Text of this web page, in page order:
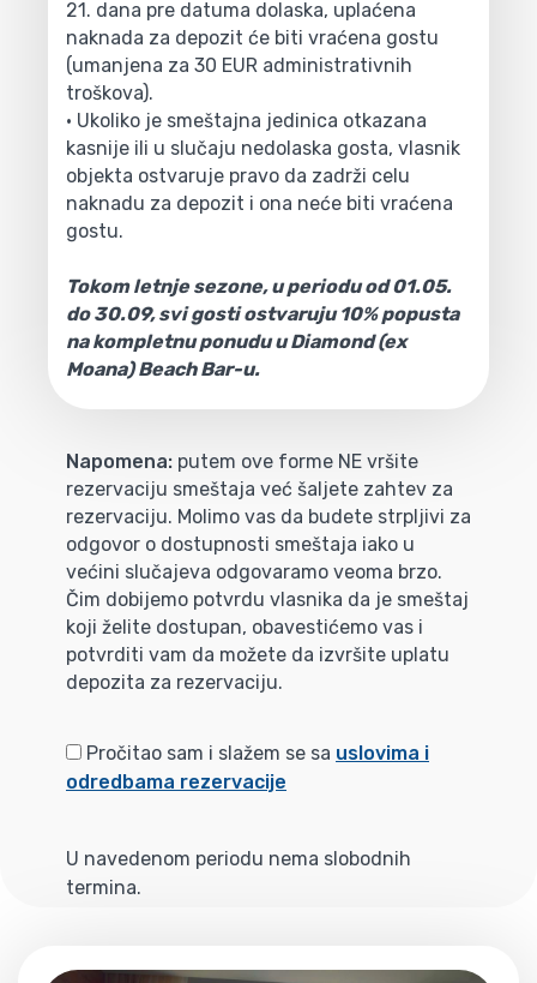
21. dana pre datuma dolaska, uplaćena
naknada za depozit će biti vraćena gostu
(umanjena za 30 EUR administrativnih
troškova).
• Ukoliko je smeštajna jedinica otkazana
kasnije ili u slučaju nedolaska gosta, vlasnik
objekta ostvaruje pravo da zadrži celu
naknadu za depozit i ona neće biti vraćena
gostu.
Tokom letnje sezone, u periodu od 01.05.
do 30.09, svi gosti ostvaruju 10% popusta
na kompletnu ponudu u Diamond (ex
Moana) Beach Bar-u.
Napomena: putem ove forme NE vršite
rezervaciju smeštaja već šaljete zahtev za
rezervaciju. Molimo vas da budete strpljivi za
odgovor o dostupnosti smeštaja iako u
većini slučajeva odgovaramo veoma brzo.
Čim dobijemo potvrdu vlasnika da je smeštaj
koji želite dostupan, obavestićemo vas i
potvrditi vam da možete da izvršite uplatu
depozita za rezervaciju.
Pročitao sam i slažem se sa uslovima i
odredbama rezervacije
U navedenom periodu nema slobodnih
termina.